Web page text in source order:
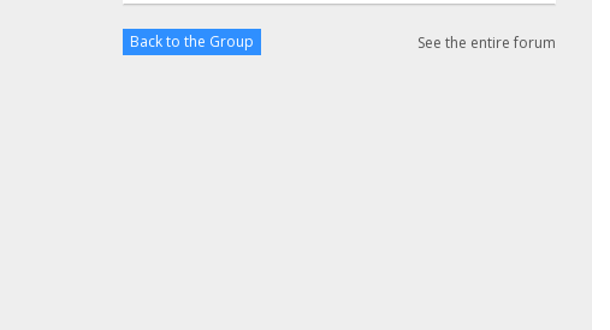
Back to the Group See the entire forum